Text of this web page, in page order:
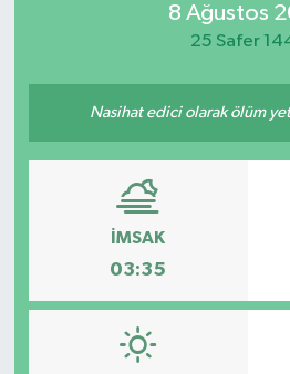
8 Ağustos
25 Safer
Nasihat edici olarak ölüm
İMSAK
03:35
Son Dakika Haberleri
Haber Arşivi